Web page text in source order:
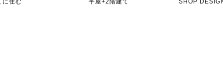
に住む 平屋+2階建て SHOP